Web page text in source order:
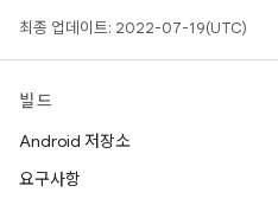
최종 업데이트: 2022-07-19(UTC)
빌드
Android 저장소
요구사항